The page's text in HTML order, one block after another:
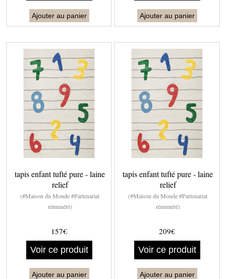
Ajouter au panier Ajouter au panier
tapis enfant tufté pure - laine
relief
(#Maison du Monde #Partenariat
rémunéré)
157€
Voir ce produit
Ajouter au panier
tapis enfant tufté pure - laine
relief
(#Maison du Monde #Partenariat
rémunéré)
209€
Voir ce produit
Ajouter au panier